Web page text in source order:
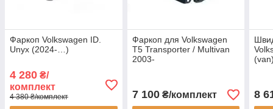
Фаркоп Volkswagen ID.
Unyx (2024-…)
4 280 ₴/
комплект
4 380 ₴/комплект
Фаркоп для Volkswagen
T5 Transporter / Multivan
2003-
7 100₴/комплект 8